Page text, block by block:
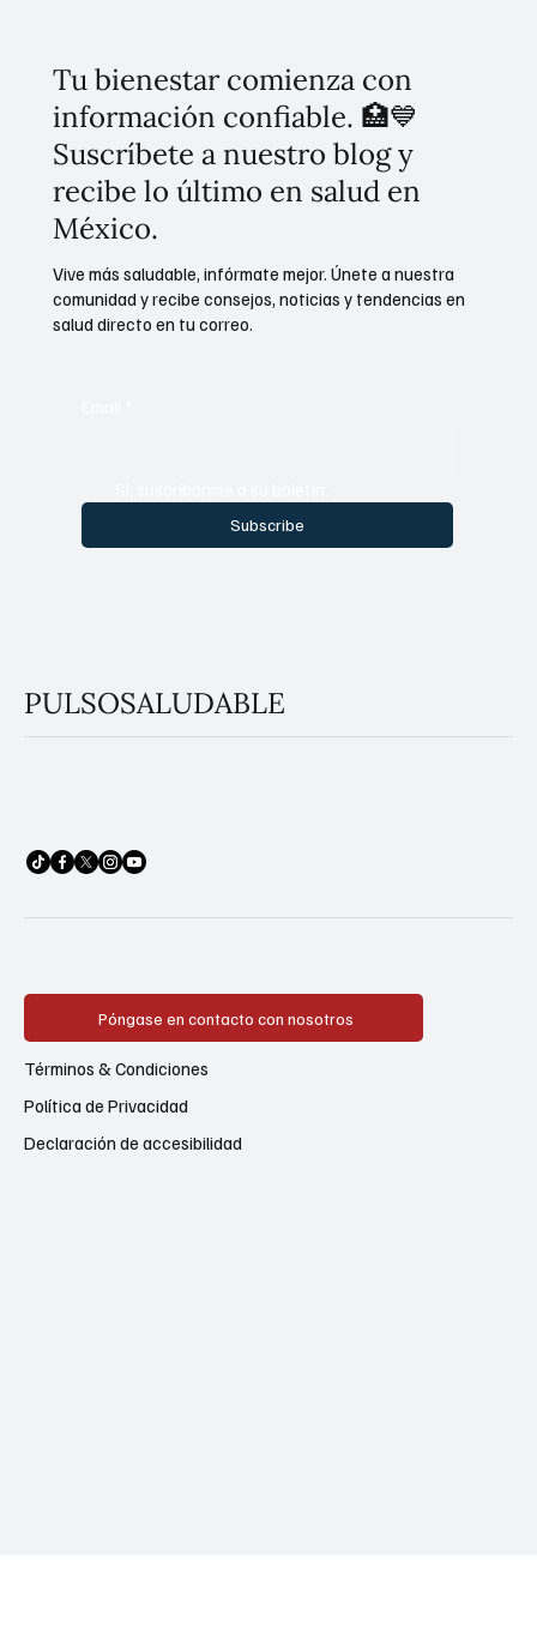
Tu bienestar comienza con
información confiable. 🏥💙
Suscríbete a nuestro blog y
recibe lo último en salud en
México.
Subscribe
Vive más saludable, infórmate mejor. Únete a nuestra
comunidad y recibe consejos, noticias y tendencias en
salud directo en tu correo.
PULSOSALUDABLE
Póngase en contacto con nosotros
Política de Privacidad
Términos & Condiciones
Declaración de accesibilidad